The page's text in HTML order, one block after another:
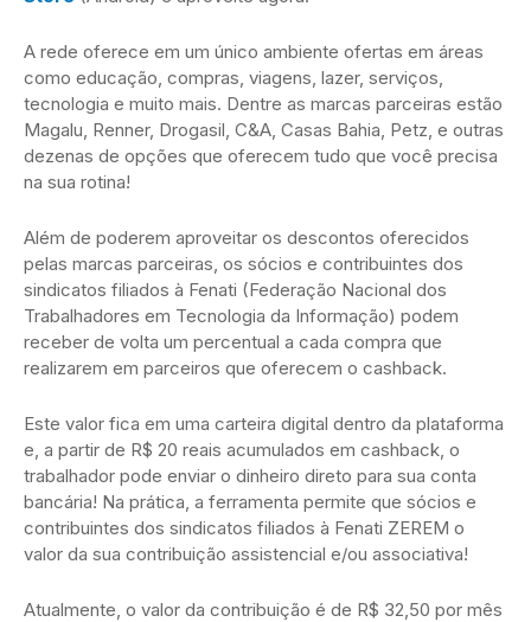
A rede oferece em um único ambiente ofertas em áreas
como educação, compras, viagens, lazer, serviços,
tecnologia e muito mais. Dentre as marcas parceiras estão
Magalu, Renner, Drogasil, C&A, Casas Bahia, Petz, e outras
dezenas de opções que oferecem tudo que você precisa
na sua rotina!
Além de poderem aproveitar os descontos oferecidos
pelas marcas parceiras, os sócios e contribuintes dos
sindicatos filiados à Fenati (Federação Nacional dos
Trabalhadores em Tecnologia da Informação) podem
receber de volta um percentual a cada compra que
realizarem em parceiros que oferecem o cashback.
Este valor fica em uma carteira digital dentro da plataforma
e, a partir de R$ 20 reais acumulados em cashback, o
trabalhador pode enviar o dinheiro direto para sua conta
bancária! Na prática, a ferramenta permite que sócios e
contribuintes dos sindicatos filiados à Fenati ZEREM o
valor da sua contribuição assistencial e/ou associativa!
Atualmente, o valor da contribuição é de R$ 32,50 por mês